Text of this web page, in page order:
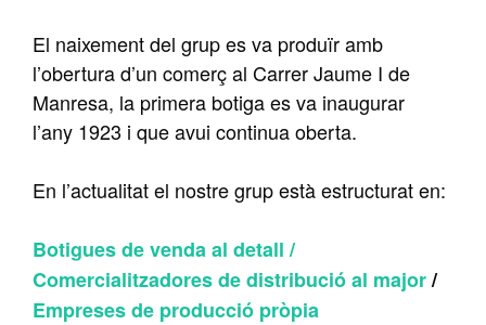
El naixement del grup es va produïr amb
l’obertura d’un comerç al Carrer Jaume I de
Manresa, la primera botiga es va inaugurar
l’any 1923 i que avui continua oberta.
En l’actualitat el nostre grup està estructurat en:
Botigues de venda al detall /
Comercialitzadores de distribució al major/
Empreses de producció pròpia